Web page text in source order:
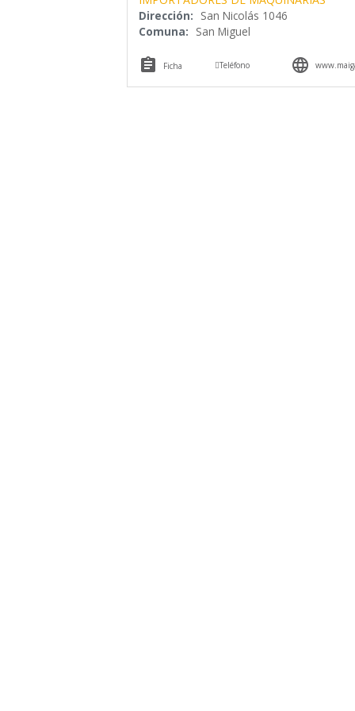
Dirección: San Nicolás 1046
Comuna: San Miguel
 Ficha Teléfono 